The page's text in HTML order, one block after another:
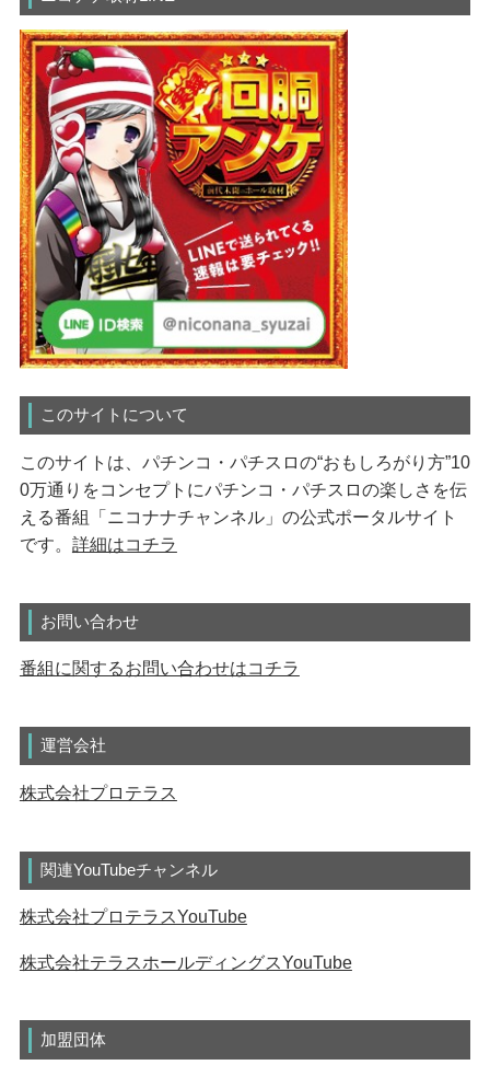
このサイトについて
このサイトは、パチンコ・パチスロの“おもしろがり方”10
0万通りをコンセプトにパチンコ・パチスロの楽しさを伝
える番組「ニコナナチャンネル」の公式ポータルサイト
です。 詳細はコチラ
お問い合わせ
番組に関するお問い合わせはコチラ
運営会社
株式会社プロテラス
関連YouTubeチャンネル
株式会社プロテラスYouTube
株式会社テラスホールディングスYouTube
加盟団体